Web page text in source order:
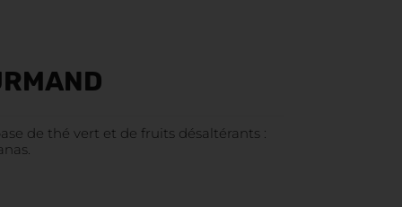
de thé vert et de fruits désaltérants :